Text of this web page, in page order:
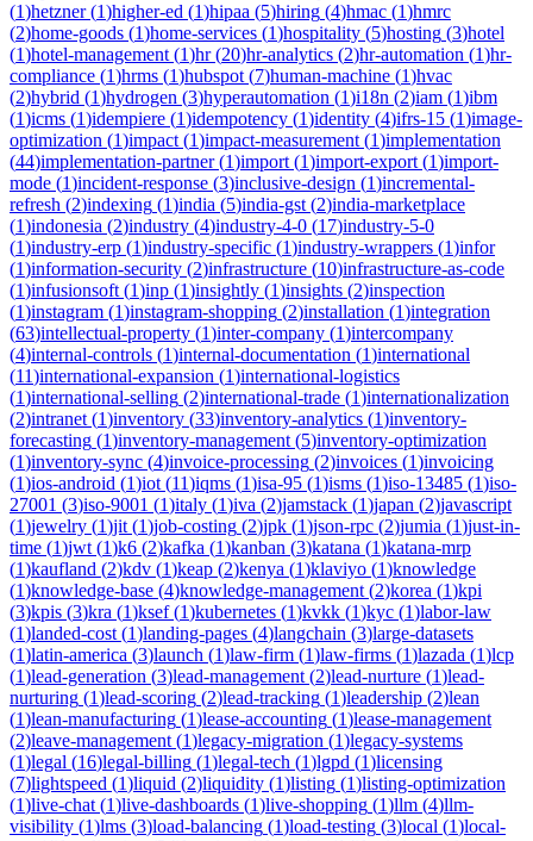
(1)hetzner(1)higher-ed (1)hipaa (5)hiring (4)hmac (1)hmrc
(2)home-goods (1)home-services (1)hospitality (5)hosting (3)hotel
(1)hotel-management (1)hr(20)hr-analytics (2)hr-automation (1)hr-
compliance (1)hrms (1)hubspot (7)human-machine (1)hvac
(2)hybrid (1)hydrogen (3)hyperautomation (1)i18n (2)iam (1)ibm
(1)icms (1)idempiere (1)idempotency (1)identity (4)ifrs-15 (1)image-
optimization (1)impact (1)impact-measurement (1)implementation
(44)implementation-partner(1)import (1)import-export (1)import-
mode (1)incident-response (3)inclusive-design (1)incremental-
refresh (2)indexing (1)india (5)india-gst (2)india-marketplace
(1)indonesia (2)industry (4)industry-4-0 (17)industry-5-0
(1)industry-erp (1)industry-specific (1)industry-wrappers (1)infor
(1)information-security (2)infrastructure (10)infrastructure-as-code
(1)infusionsoft (1)inp (1)insightly (1)insights (2)inspection
(1)instagram (1)instagram-shopping (2)installation (1)integration
(63)intellectual-property (1)inter-company (1)intercompany
(4)internal-controls (1)internal-documentation (1)international
(11)international-expansion (1)international-logistics
(1)international-selling (2)international-trade (1)internationalization
(2)intranet (1)inventory (33)inventory-analytics (1)inventory-
forecasting (1)inventory-management (5)inventory-optimization
(1)inventory-sync (4)invoice-processing (2)invoices (1)invoicing
(1)ios-android (1)iot (11)iqms (1)isa-95 (1)isms (1)iso-13485 (1)iso-
27001 (3)iso-9001 (1)italy (1)iva (2)jamstack (1)japan (2)javascript
(1)jewelry (1)jit (1)job-costing (2)jpk (1)json-rpc (2)jumia (1)just-in-
time (1)jwt (1)k6 (2)kafka (1)kanban (3)katana (1)katana-mrp
(1)kaufland (2)kdv (1)keap (2)kenya (1)klaviyo (1)knowledge
(1)knowledge-base (4)knowledge-management (2)korea (1)kpi
(3)kpis (3)kra (1)ksef(1)kubernetes (1)kvkk (1)kyc (1)labor-law
(1)landed-cost (1)landing-pages (4)langchain (3)large-datasets
(1)latin-america (3)launch (1)law-firm (1)law-firms (1)lazada (1)lcp
(1)lead-generation (3)lead-management (2)lead-nurture (1)lead-
nurturing (1)lead-scoring (2)lead-tracking (1)leadership (2)lean
(1)lean-manufacturing (1)lease-accounting (1)lease-management
(2)leave-management (1)legacy-migration (1)legacy-systems
(1)legal (16)legal-billing (1)legal-tech (1)lgpd (1)licensing
(7)lightspeed (1)liquid (2)liquidity (1)listing (1)listing-optimization
(1)live-chat (1)live-dashboards (1)live-shopping (1)llm (4)llm-
visibility (1)lms (3)load-balancing (1)load-testing (3)local (1)local-